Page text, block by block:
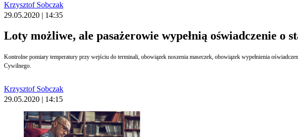
Krzysztof Sobczak
29.05.2020 | 14:35
Loty możliwe, ale pasażerowie wypełnią oświadczenie o
Kontrolne pomiary temperatury przy wejściu do terminali, obowiązek noszenia maseczek, obowiązek wypełnienia
Cywilnego.
Krzysztof Sobczak
29.05.2020 | 14:15